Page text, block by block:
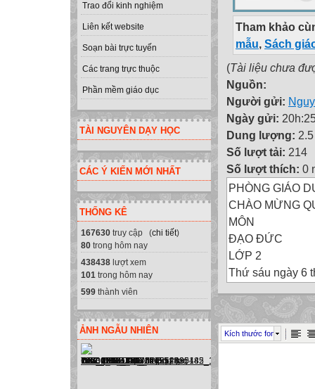
Trao đổi kinh nghiệm
Liên kết website
Soạn bài trực tuyến
Các trang trực thuộc
Phần mềm giáo dục
TÀI NGUYÊN DẠY HỌC
CÁC Ý KIẾN MỚI NHẤT
THỐNG KÊ
167630 truy cập (chi tiết)
80 trong hôm nay
438438 lượt xem
101 trong hôm nay
599 thành viên
ẢNH NGẪU NHIÊN
Tham khảo
mẫu, Sách
(Tài liệu chưa
Nguồn:
Người gửi:
Ngày gửi:
Dung lượng:
Số lượt tải: 214
Số lượt thích: 0
PHÒNG GIÁO
CHÀO MỪNG
MÔN
ĐẠO ĐỨC
LỚP 2
Thứ sáu ngày 6
Bài 10 : Biết nói
Thứ sáu ngày 6
Đạo đức
Kích thước font